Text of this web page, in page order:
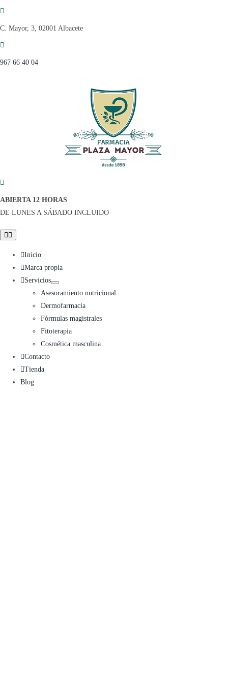
contenido
C. Mayor, 3, 02001 Albacete
967 66 40 04
ABIERTA 12 HORAS
DE LUNES A SÁBADO INCLUIDO
Toggle
Navigation
Inicio
Marca propia
Servicios
Asesoramiento nutricional
Dermofarmacia
Fórmulas magistrales
Fitoterapia
Cosmética masculina
Contacto
Tienda
Blog